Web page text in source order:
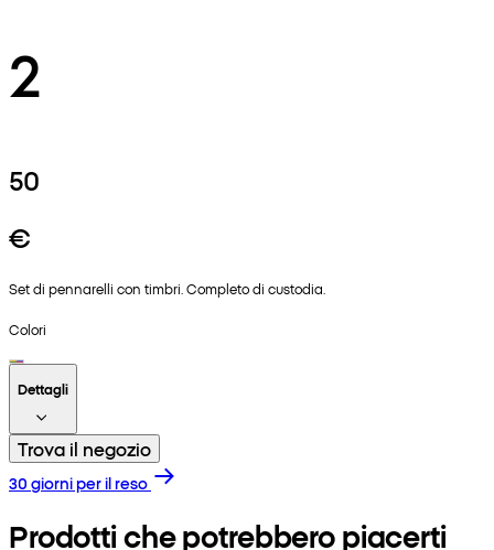
2
50
€
Set di pennarelli con timbri. Completo di custodia.
Colori
Dettagli
Trova il negozio
30 giorni per il reso
Prodotti che potrebbero piacerti